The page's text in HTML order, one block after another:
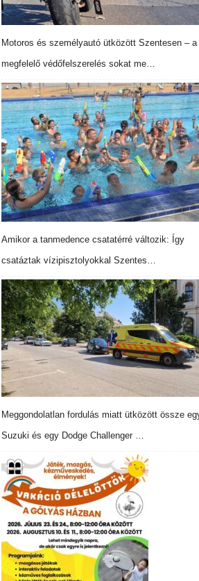
Motoros és személyautó ütközött Szentesen – a
megfelelő védőfelszerelés sokat me…
Amikor a tanmedence csatatérré változik: Így
csatáztak vízipisztolyokkal Szentes…
Meggondolatlan fordulás miatt ütközött össze
Suzuki és egy Dodge Challenger …